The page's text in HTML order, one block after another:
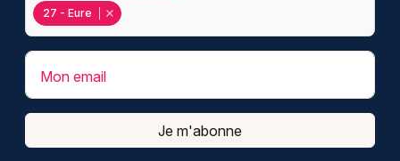
27 - Eure
Mon email
Je m'abonne